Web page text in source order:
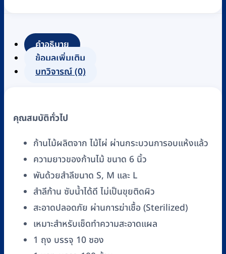
คำอธิบาย
ข้อมูลเพิ่มเติม
บทวิจารณ์ (0)
คุณสมบัติทั่วไป
ก้านไม้ผลิตจาก ไม้ไผ่ ผ่านกระบวนการอบแห้งแล้ว
ความยาวของก้านไม้ ขนาด 6 นิ้ว
พันด้วยสำลีขนาด S, M และ L
สำลีก้าน ซับน้ำได้ดี ไม่เป็นขุยติดผิว
สะอาดปลอดภัย ผ่านการฆ่าเชื้อ (Sterilized)
เหมาะสำหรับเช็ดทำความสะอาดแผล
1 ถุง บรรจุ 10 ซอง